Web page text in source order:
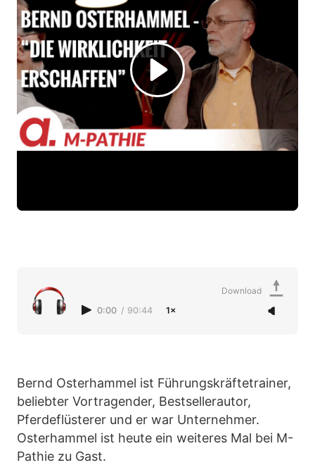
0:00 / 90:44 1×
Download
Bernd Osterhammel ist Führungskräftetrainer,
beliebter Vortragender, Bestsellerautor,
Pferdeflüsterer und er war Unternehmer.
Osterhammel ist heute ein weiteres Mal bei M-
Pathie zu Gast.